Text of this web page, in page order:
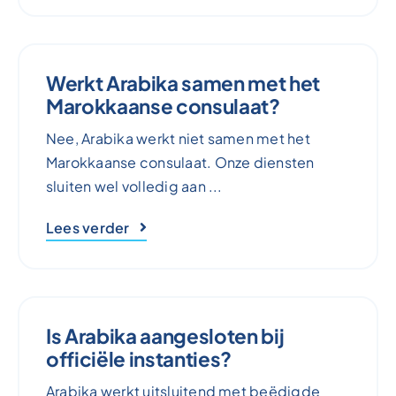
Werkt Arabika samen met het
Marokkaanse consulaat?
Nee, Arabika werkt niet samen met het
Marokkaanse consulaat. Onze diensten
sluiten wel volledig aan ...
Lees verder
Is Arabika aangesloten bij
officiële instanties?
Arabika werkt uitsluitend met beëdigde